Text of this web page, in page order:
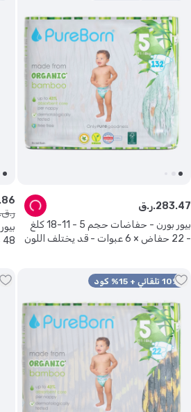
بيور بورن - حفاضات حجم 5 - 11-18 كلغ
- 22 حفاض × 6 عبوات - قد يختلف اللون
ر.ق.283.47
48 حفاض × 3 عبوات - قد يختلف اللون
.86
ر.ق.
10% تلقائي + 15% كود